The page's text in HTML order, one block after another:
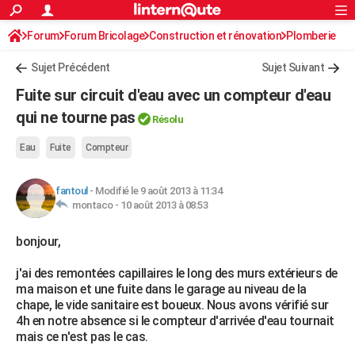
ACTUALITÉS
Politique
Société
Faits Divers
Education
Monde
Villes
+
Programme TV
Streaming
Cinéma
Sorties cinéma
Musique
FINANCE
Retraite
Impôts
Epargne
Immobilier
Risques naturels par ville
Banque
Assurance
Crédit
AUTO
Essais
Réserver un essai
Citadines
Berlines
SUV
Forum auto
HIGH-TECH
Mobiles
Meilleur smartphone
Internet
Ordinateurs
Jeux vidéo
Guide high-tech
+BRICOLAGE
Forum
Aménagement intérieur
Extérieur
Cuisine
Salle de bains
Jardinage
Rangement
WEEK-END
Guides de France
Escapades
Patrimoine
Expositions
Musées
Week-end nature
+
LIFESTYLE
Art de vivre
Bien-être
Loisirs
Mode
Modes de vie
SANTE
Alimentation
Guide de la santé
Maladies
Médicaments
Sommeil
VOYAGE
Rechercher
S'inscrire
Connexion
Forum Forum Bricolage Construction et rénovation Plomberie
Sujet Précédent Sujet Suivant
Fuite sur circuit d'eau avec un compteur d'eau
qui ne tourne pas
Résolu
Eau Fuite Compteur
fantoul - Modifié le 9 août 2013 à 11:34
montaco - 10 août 2013 à 08:53
bonjour,
j'ai des remontées capillaires le long des murs extérieurs de
ma maison et une fuite dans le garage au niveau de la
chape, le vide sanitaire est boueux. Nous avons vérifié sur
4h en notre absence si le compteur d'arrivée d'eau tournait
mais ce n'est pas le cas.